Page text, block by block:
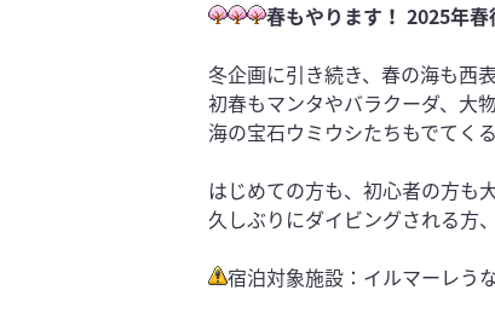
春もやります！ 2025年
冬企画に引き続き、春の海も西
初春もマンタやバラクーダ、大
海の宝石ウミウシたちもでてく
はじめての方も、初心者の方も
久しぶりにダイビングされる方
宿泊対象施設：イルマーレう